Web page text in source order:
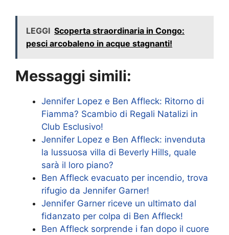
LEGGI Scoperta straordinaria in Congo:
pesci arcobaleno in acque stagnanti!
Messaggi simili:
Jennifer Lopez e Ben Affleck: Ritorno di
Fiamma? Scambio di Regali Natalizi in
Club Esclusivo!
Jennifer Lopez e Ben Affleck: invenduta
la lussuosa villa di Beverly Hills, quale
sarà il loro piano?
Ben Affleck evacuato per incendio, trova
rifugio da Jennifer Garner!
Jennifer Garner riceve un ultimato dal
fidanzato per colpa di Ben Affleck!
Ben Affleck sorprende i fan dopo il cuore